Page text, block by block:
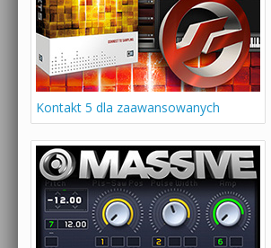
Kontakt 5 dla zaawansowanych